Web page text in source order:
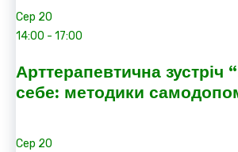
Сер 20
14:00 - 17:00
Арттерапевтична зустріч
себе: методики
Сер 20